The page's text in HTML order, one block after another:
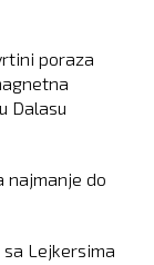
poraza
Dalasu
najmanje do
Lejkersima